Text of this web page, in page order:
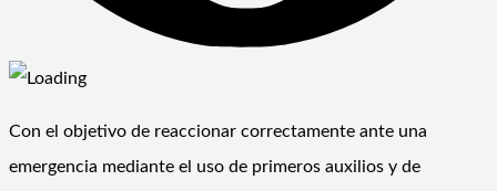
Con el objetivo de reaccionar correctamente ante una
emergencia mediante el uso de primeros auxilios y de